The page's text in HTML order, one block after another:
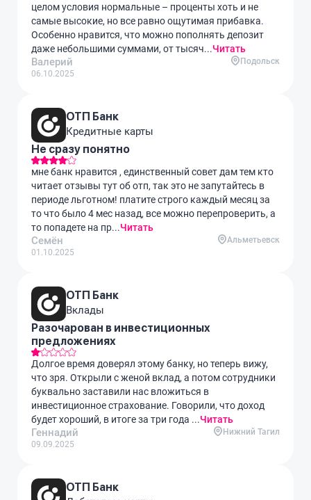
целом условия нормальные – проценты хоть и не
самые высокие, но все равно ощутимая прибавка.
Особенно нравится, что можно пополнять депозит
даже небольшими суммами, от тысяч...Читать
Валерий
06.10.2025
Подольск
ОТП Банк
Кредитные карты
Не сразу понятно
мне банк нравится , единственный совет дам тем кто
читает отзывы тут об отп, так это не запутайтесь в
периоде льготном! платите строго каждый месяц за
то что было 4 мес назад, все можно перепроверить, а
то попадете на пр...Читать
Семён
01.10.2025
Альметьевск
ОТП Банк
Вклады
Разочарован в инвестиционных
предложениях
Долгое время доверял этому банку, но теперь вижу,
что зря. Открыли с женой вклад, а потом сотрудники
буквально заставили нас вложиться в
инвестиционное страхование. Говорили, что доход
будет хороший, в итоге за три года ...Читать
Геннадий
09.09.2025
Нижний Тагил
ОТП Банк